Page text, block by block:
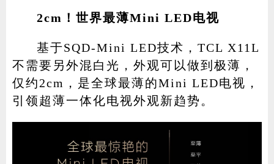
2cm！世界最薄Mini LED电视
基于SQD-Mini LED技术，TCL X11L
不需要另外混白光，外观可以做到极薄，
仅约2cm，是全球最薄的Mini LED电视，
引领超薄一体化电视外观新趋势。